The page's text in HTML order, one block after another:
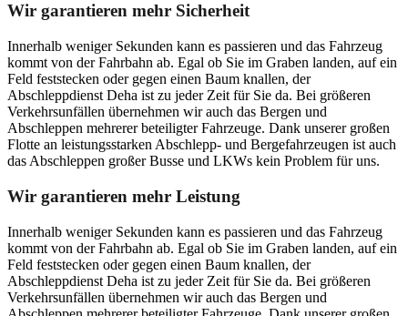
Wir garantieren mehr Sicherheit
Innerhalb weniger Sekunden kann es passieren und das Fahrzeug
kommt von der Fahrbahn ab. Egal ob Sie im Graben landen, auf ein
Feld feststecken oder gegen einen Baum knallen, der
Abschleppdienst Deha ist zu jeder Zeit für Sie da. Bei größeren
Verkehrsunfällen übernehmen wir auch das Bergen und
Abschleppen mehrerer beteiligter Fahrzeuge. Dank unserer großen
Flotte an leistungsstarken Abschlepp- und Bergefahrzeugen ist auch
das Abschleppen großer Busse und LKWs kein Problem für uns.
Wir garantieren mehr Leistung
Innerhalb weniger Sekunden kann es passieren und das Fahrzeug
kommt von der Fahrbahn ab. Egal ob Sie im Graben landen, auf ein
Feld feststecken oder gegen einen Baum knallen, der
Abschleppdienst Deha ist zu jeder Zeit für Sie da. Bei größeren
Verkehrsunfällen übernehmen wir auch das Bergen und